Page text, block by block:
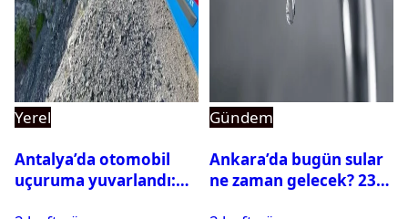
Yerel
Antalya’da otomobil
uçuruma yuvarlandı:
Gündem
Ankara’da bugün sular
ne zaman gelecek? 23